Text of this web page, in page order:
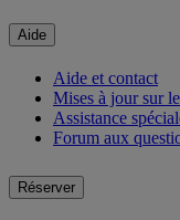
Aide
Aide et contact
Mises à jour sur
Assistance
Forum aux
Réserver